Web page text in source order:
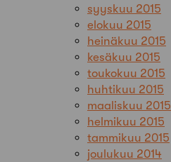
syyskuu 2015
elokuu 2015
heinäkuu 2015
kesäkuu 2015
toukokuu 2015
huhtikuu 2015
maaliskuu 2015
helmikuu 2015
tammikuu 2015
joulukuu 2014